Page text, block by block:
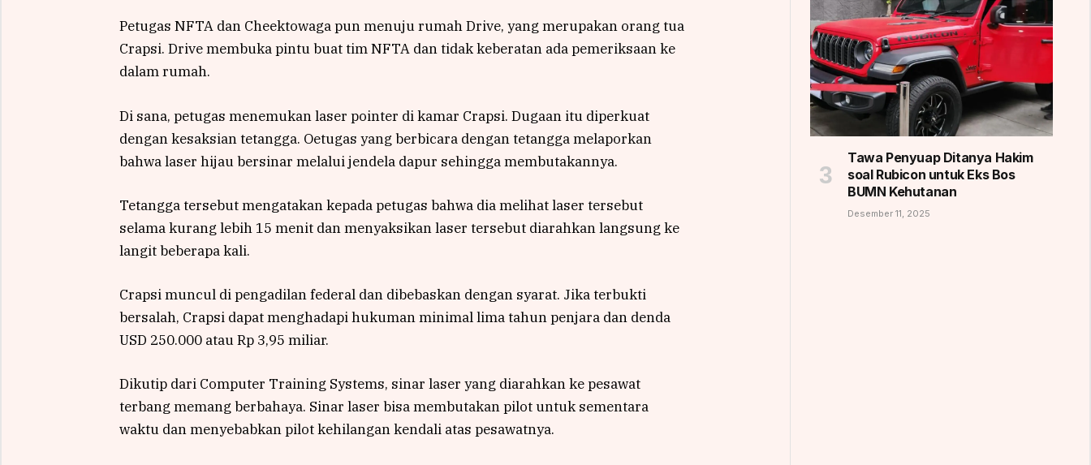
Petugas NFTA dan Cheektowaga pun menuju rumah Drive, yang merupakan orang tua
Crapsi. Drive membuka pintu buat tim NFTA dan tidak keberatan ada pemeriksaan ke
dalam rumah.
Di sana, petugas menemukan laser pointer di kamar Crapsi. Dugaan itu diperkuat
dengan kesaksian tetangga. Oetugas yang berbicara dengan tetangga melaporkan
bahwa laser hijau bersinar melalui jendela dapur sehingga membutakannya.
Tetangga tersebut mengatakan kepada petugas bahwa dia melihat laser tersebut
selama kurang lebih 15 menit dan menyaksikan laser tersebut diarahkan langsung ke
langit beberapa kali.
Crapsi muncul di pengadilan federal dan dibebaskan dengan syarat. Jika terbukti
bersalah, Crapsi dapat menghadapi hukuman minimal lima tahun penjara dan denda
USD 250.000 atau Rp 3,95 miliar.
Dikutip dari Computer Training Systems, sinar laser yang diarahkan ke pesawat
terbang memang berbahaya. Sinar laser bisa membutakan pilot untuk sementara
waktu dan menyebabkan pilot kehilangan kendali atas pesawatnya.
Tawa Penyuap Ditanya Hakim
soal Rubicon untuk Eks Bos
BUMN Kehutanan
Desember 11, 2025